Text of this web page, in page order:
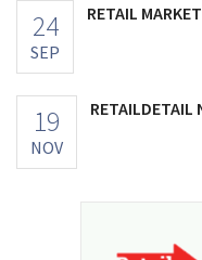
24
SEP
RETAIL
19
NOV
RETAILDETAIL